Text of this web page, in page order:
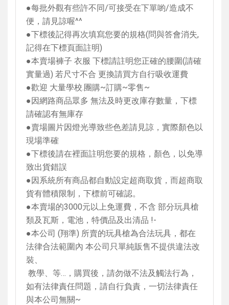
●每批外觀有些許不同/可接受在下單喲/造成不
便，請見諒喔^^
●下標後記得再次填寫您要的規格(問與答會消失,
記得在下標頁面註明)
●本賣場褲子 衣服 下標請註明您正確的腰圍(請確
實量過) 若尺寸不合 更換請買方自行吸收運費
●歡迎 大量學校 團購~訂購~零售~
●因網路商品眾多 無法及時更改庫存數量，下標
請確認有無庫存
●賣場圖片因燈光導致些色差請見諒，實際顏色以
現場準確
●下標後請在裡面註明您要的規格，顏色，以免導
致出貨錯誤
●因系統所有商品都自動設定超商取貨，而超商取
貨有體積限制，下標前可確認。
●本賣場的3000元以上免運費，不含 部分玩具槍
類及瓦斯，電池，特價品及出清品 !-
●本公司 (翔準) 所賣的玩具槍為合法玩具，都在
法律合法範圍內 本公司只單純販售不提供違法改
裝、
教學、等…，購買後，請勿做不法及觸法行為，
如有法律責任問題，請自行負責，一切法律責任
與本公司無關~